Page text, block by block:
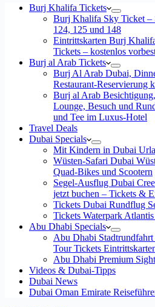
Burj Khalifa Tickets
Burj Khalifa Sky Ticket
124, 125 und 148
Eintrittskarten Burj
Tickets – kostenlos
Burj al Arab Tickets
Burj Al Arab Dubai,
Restaurant-Reservierung
Burj al Arab
Lounge, Besuch und
und Tee im Luxus-Hotel
Travel Deals
Dubai Specials
Mit Kindern in Dubai
Wüsten-Safari Dubai
Quad-Bikes und Scootern
Segel-Ausflug Dubai
jetzt buchen – Tickets &
Tickets Dubai Rundflug
Tickets Waterpark
Abu Dhabi Specials
Abu Dhabi
Tour Tickets
Abu Dhabi Premium
Videos & Dubai-Tipps
Dubai News
Dubai Oman Emirate